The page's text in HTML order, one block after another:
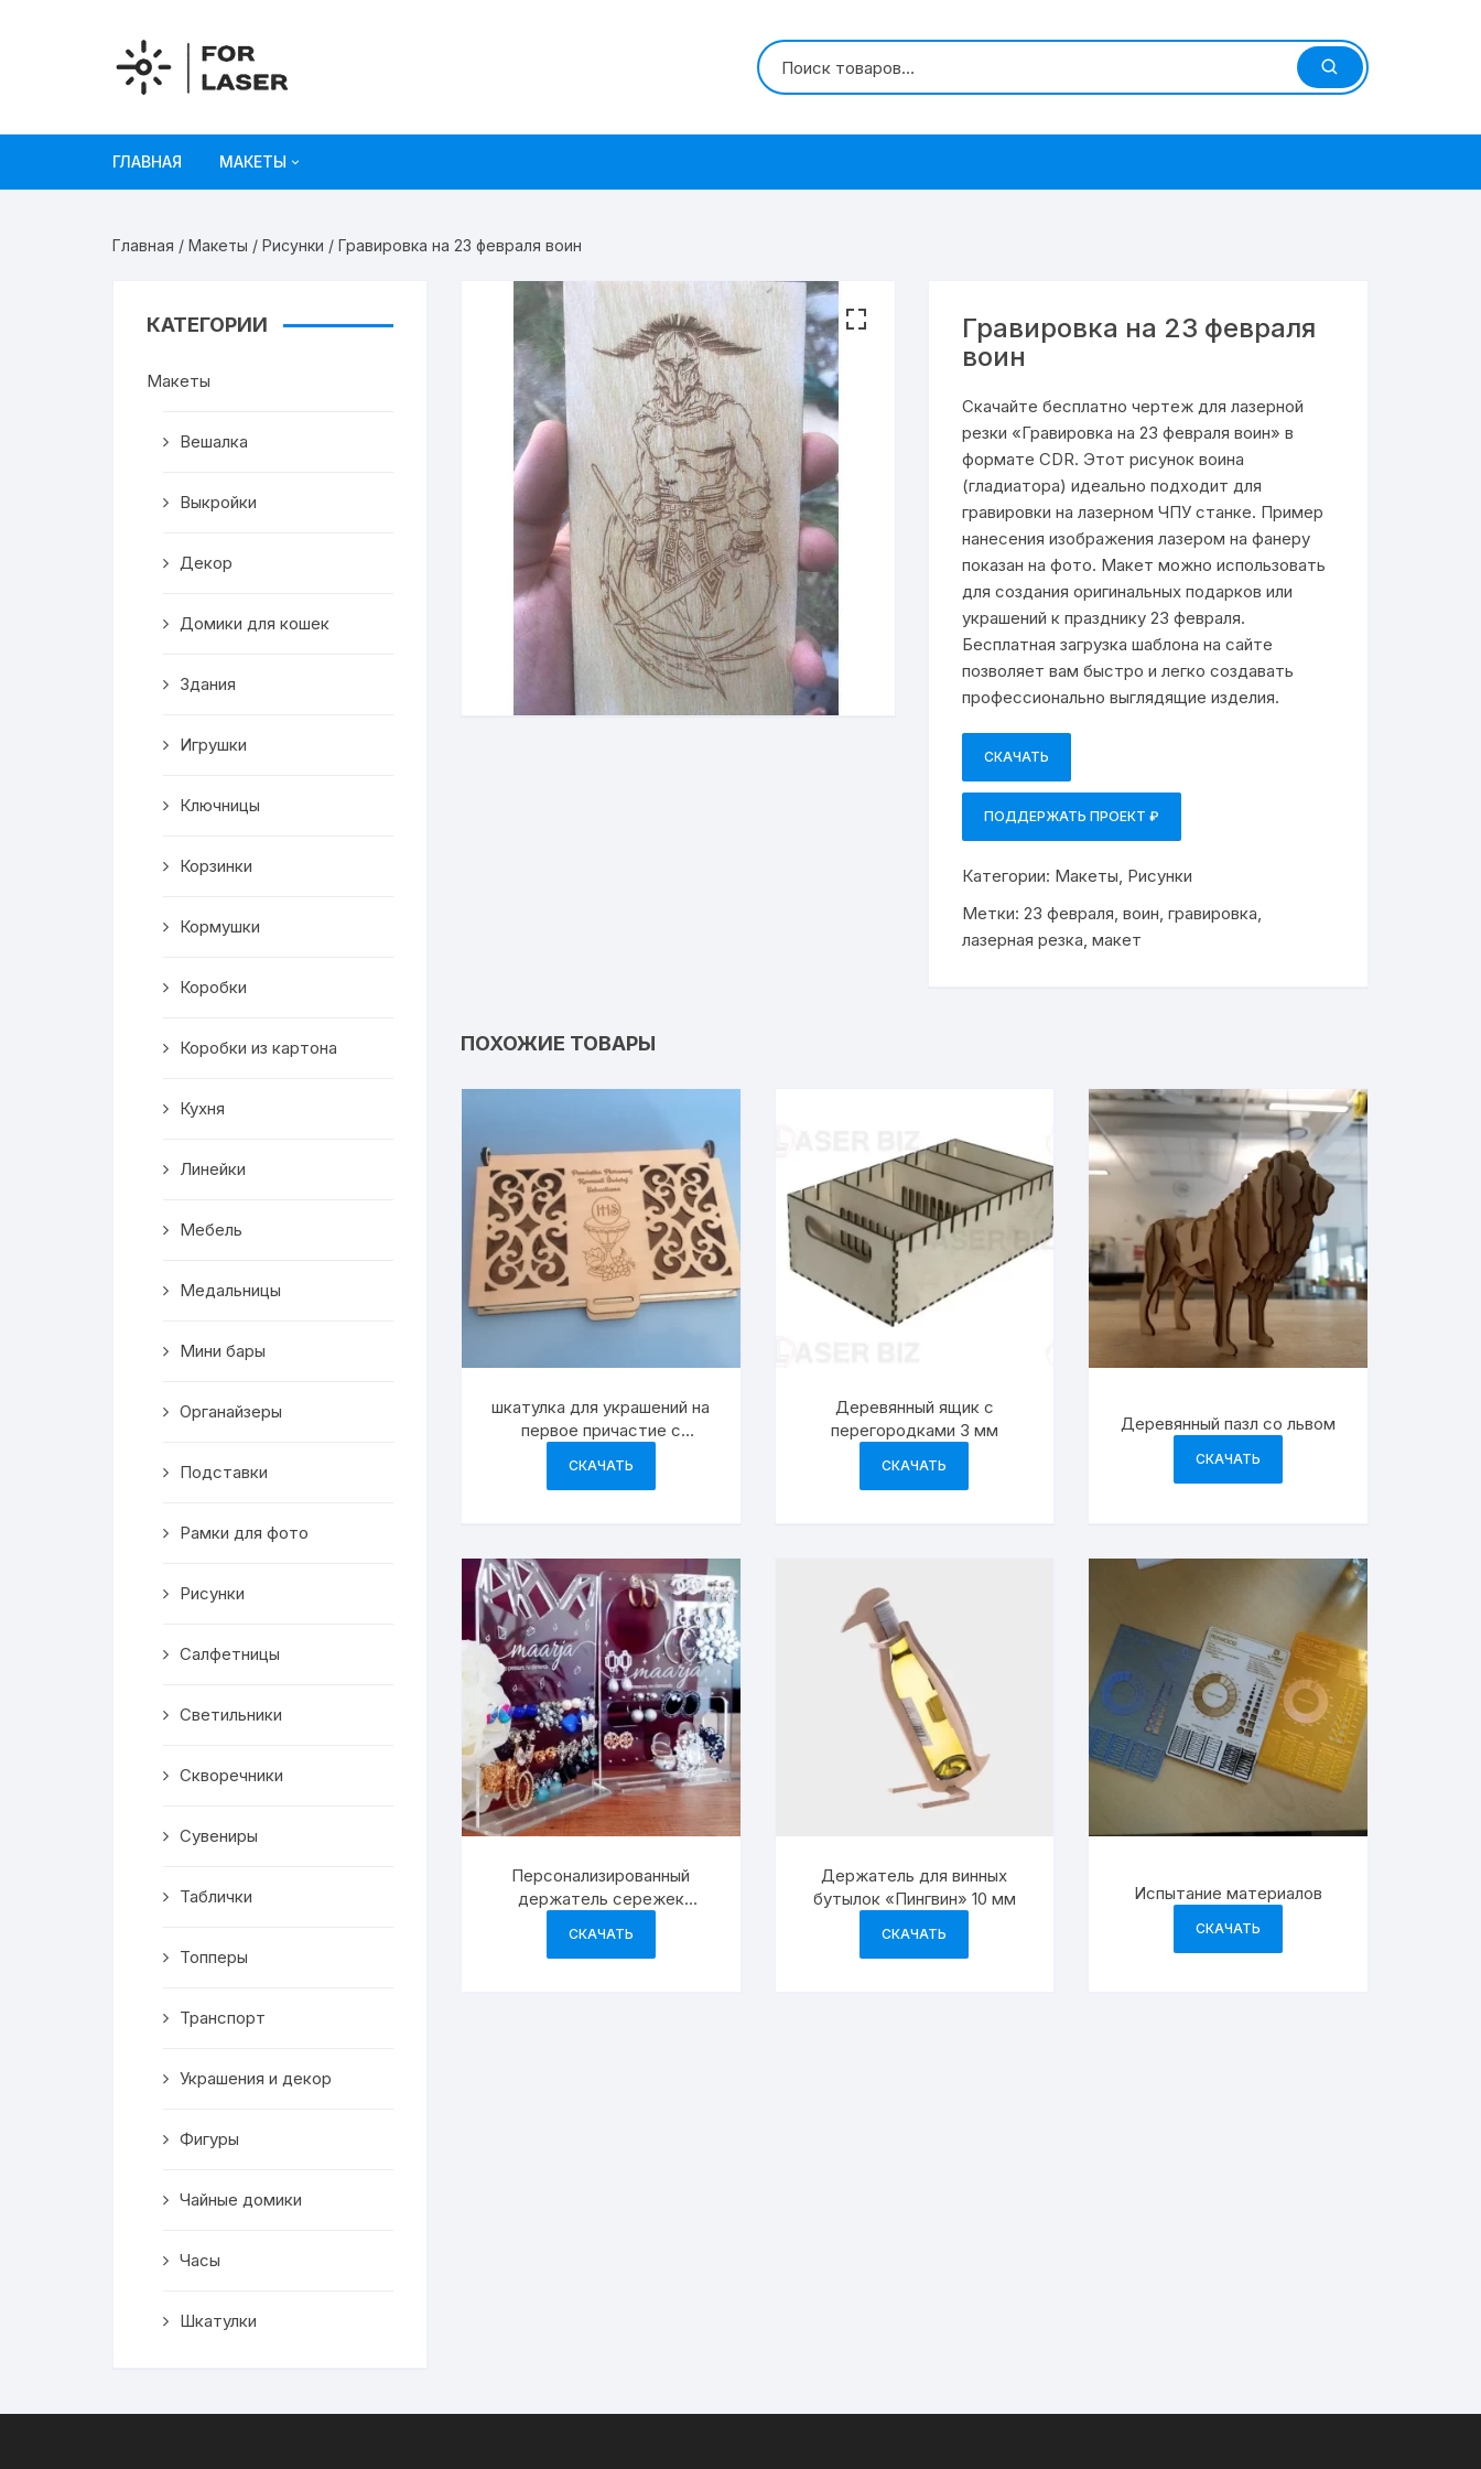
ГЛАВНАЯ МАКЕТЫ
Игрушки
Рамки для фото
Светильники
Подставки
Мини бары
Транспорт
Скворечники
Кормушки
Линейки
Рисунки
Чай
Главная / Макеты / Рисунки / Гравировка на 23 февраля воин
Гравировка на 23 февраля
воин
Скачайте бесплатно чертеж для лазерной
резки «Гравировка на 23 февраля воин» в
формате CDR. Этот рисунок воина
(гладиатора) идеально подходит для
гравировки на лазерном ЧПУ станке. Пример
нанесения изображения лазером на фанеру
показан на фото. Макет можно использовать
для создания оригинальных подарков или
украшений к празднику 23 февраля.
Бесплатная загрузка шаблона на сайте
позволяет вам быстро и легко создавать
профессионально выглядящие изделия.
СКАЧАТЬ
ПОДДЕРЖАТЬ ПРОЕКТ ₽
Категории: Макеты, Рисунки
Метки:23 февраля,воин,гравировка,
лазерная резка,макет
ПОХОЖИЕ ТОВАРЫ
шкатулка для украшений на
первое причастие с
СКАЧАТЬ
Деревянный ящик с
перегородками 3 мм
СКАЧАТЬ
Деревянный пазл со львом
СКАЧАТЬ
Персонализированный
держатель сережек
демонстрации ювелирных
СКАЧАТЬ
Держатель для винных
бутылок «Пингвин» 10 мм
СКАЧАТЬ
Испытание материалов
СКАЧАТЬ
КАТЕГОРИИ
Макеты
Вешалка
Выкройки
Декор
Домики для кошек
Здания
Игрушки
Ключницы
Корзинки
Кормушки
Коробки
Коробки из картона
Кухня
Линейки
Мебель
Медальницы
Мини бары
Органайзеры
Подставки
Рамки для фото
Рисунки
Салфетницы
Светильники
Скворечники
Сувениры
Таблички
Топперы
Транспорт
Украшения и декор
Фигуры
Чайные домики
Часы
Шкатулки